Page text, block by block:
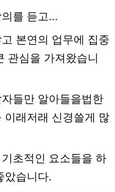
를 듣고...
본연의 업무에 집중
관심을 가져왔습니
들만 알아들을법한
이래저래 신경쓸게 많
초적인 요소들을 하
았습니다.